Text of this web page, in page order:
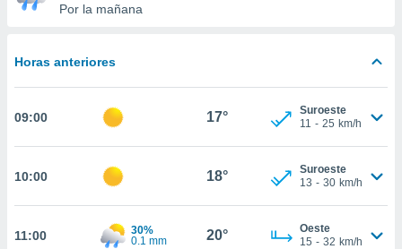
Por la mañana
Horas anteriores
09:00 17°
Suroeste
11 - 25 km/h
10:00 18°
Suroeste
13 - 30 km/h
11:00
30%
0.1 mm
20°
Oeste
15 - 32 km/h